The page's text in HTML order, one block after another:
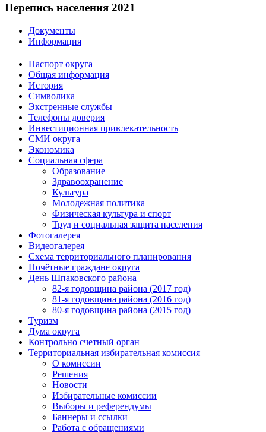
Перепись населения 2021
Документы
Информация
Паспорт округа
Общая информация
История
Символика
Экстренные службы
Телефоны доверия
Инвестиционная привлекательность
СМИ округа
Экономика
Социальная сфера
Образование
Здравоохранение
Культура
Молодежная политика
Физическая культура и спорт
Труд и социальная защита населения
Фотогалерея
Видеогалерея
Схема территориального планирования
Почётные граждане округа
День Шпаковского района
82-я годовщина района (2017 год)
81-я годовщина района (2016 год)
80-я годовщина района (2015 год)
Туризм
Дума округа
Контрольно счетный орган
Территориальная избирательная комиссия
О комиссии
Решения
Новости
Избирательные комиссии
Выборы и референдумы
Баннеры и ссылки
Работа с обращениями